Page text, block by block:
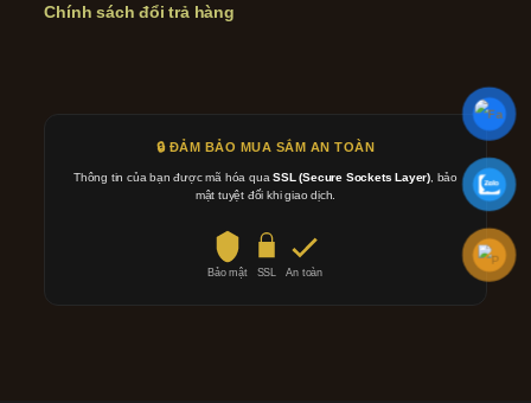
Chính sách đổi trả hàng
🔒 ĐẢM BẢO MUA SẮM AN TOÀN
Thông tin của bạn được mã hóa quaSSL (Secure Sockets Layer) , bảo
mật tuyệt đối khi giao dịch.
Bảo mật SSL An toàn